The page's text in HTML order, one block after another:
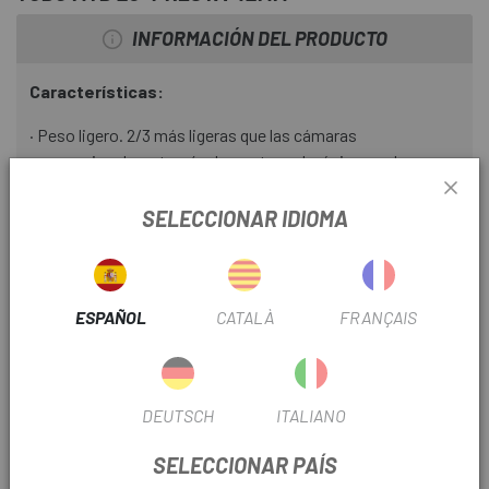
convencionales, pero con solo 45 g de peso (para 29).
INFORMACIÓN DEL PRODUCTO
Características:
· Peso ligero. 2/3 más ligeras que las cámaras
convencionales a través de una tecnología innovadora,
· 2 veces más robustas que las cámaras convencionales.
· Fabricadas con un nuevo elastómero de termoplástico.
actualidad reemplaza muchos productos de goma en la
industria del automóvil y la farmacia.
consiguen innovación más rápida a través de la cercanía de
SELECCIONAR IDIOMA
ESPAÑOL CATALÀ FRANÇAIS
DEUTSCH ITALIANO
SELECCIONAR PAÍS